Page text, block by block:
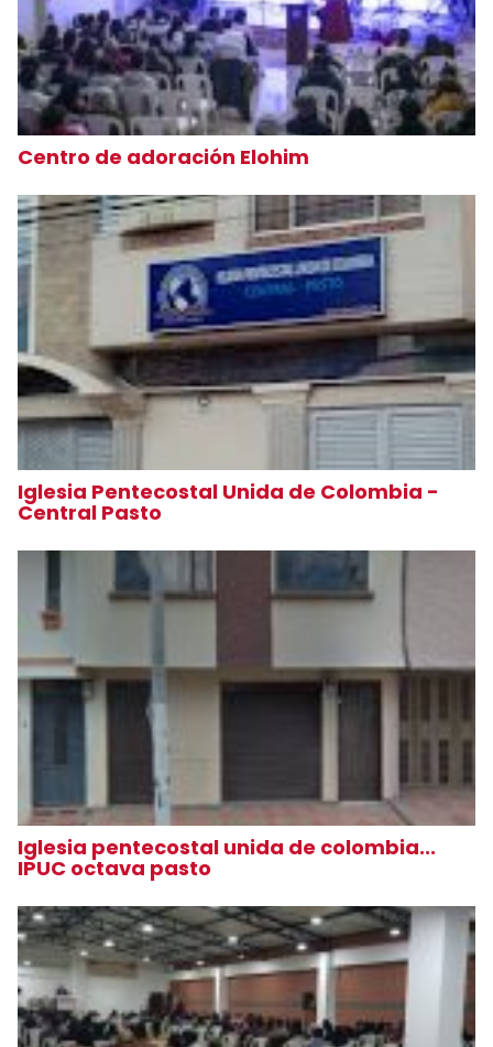
Centro de adoración Elohim
Iglesia Pentecostal Unida de Colombia -
Central Pasto
Iglesia pentecostal unida de colombia...
IPUC octava pasto